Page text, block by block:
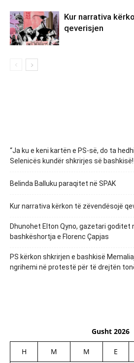
Kur narrativa
qeverisjen
“Ja ku e keni kartën e PS-së, do ta
Selenicës kundër shkrirjes së bashkisë!
Belinda Balluku paraqitet në SPAK
Kur narrativa kërkon të zëvendësojë
Dhunohet Elton Qyno, gazetari goditet
bashkëshortja e Florenc Çapjas
PS kërkon shkrirjen e bashkisë
ngrihemi në protestë për të drejtën
Gusht 2026
H M M E